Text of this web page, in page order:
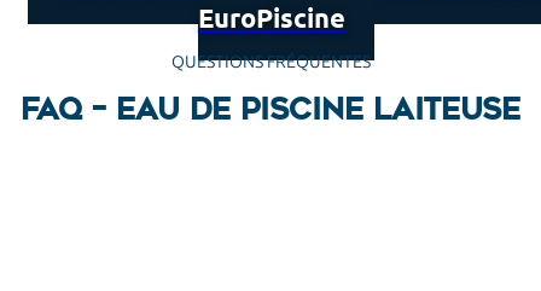
EuroPiscine
QUESTIONS FRÉQUENTES
FAQ – Eau de piscine laiteuse